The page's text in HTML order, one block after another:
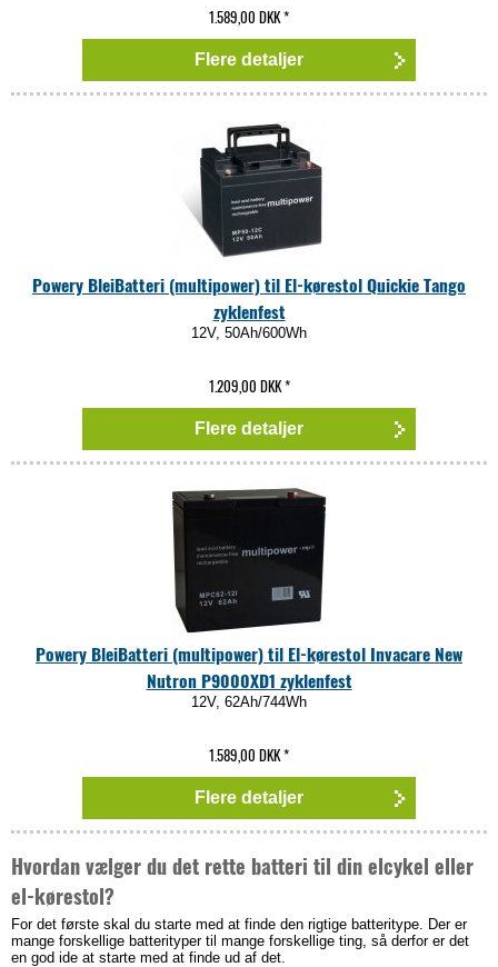
1.589,00 DKK*
Flere detaljer
Powery BleiBatteri (multipower) til El-kørestol Quickie Tango
zyklenfest
12V, 50Ah/600Wh
1.209,00 DKK*
Flere detaljer
Powery BleiBatteri (multipower) til El-kørestol Invacare New
Nutron P9000XD1 zyklenfest
12V, 62Ah/744Wh
1.589,00 DKK*
Flere detaljer
Hvordan vælger du det rette batteri til din elcykel eller
el-kørestol?
For det første skal du starte med at finde den rigtige batteritype. Der er
mange forskellige batterityper til mange forskellige ting, så derfor er det
en god ide at starte med at finde ud af det.